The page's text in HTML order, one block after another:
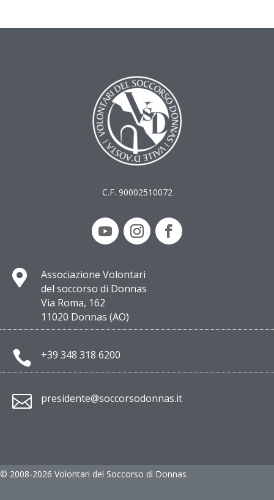
C.F. 90002510072

Associazione Volontari
del soccorso di Donnas
Via Roma, 162
11020 Donnas (AO)
 +39 348 318 6200
 presidente@soccorsodonnas.it
© 2008-2026 Volontari del Soccorso di Donnas